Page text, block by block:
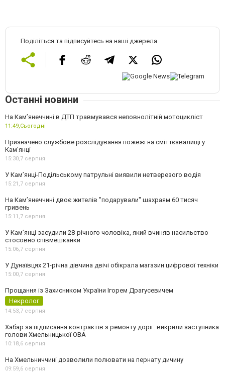
Поділіться та підписуйтесь на наші джерела
Останні новини
На Кам’янеччині в ДТП травмувався неповнолітній мотоцикліст
11:49,Сьогодні
Призначено службове розслідування пожежі на сміттєзвалищі у
Кам’янці
15:30,7 серпня
У Кам’янці-Подільському патрульні виявили нетверезого водія
15:21,7 серпня
На Камʼянеччині двоє жителів "подарували" шахраям 60 тисяч
гривень
15:11,7 серпня
У Камʼянці засудили 28-річного чоловіка, який вчиняв насильство
стосовно співмешканки
15:06,7 серпня
У Дунаївцях 21-річна дівчина двічі обікрала магазин цифрової техніки
15:00,7 серпня
Прощання із Захисником України Ігорем Драгусевичем
Некролог
14:53,7 серпня
Хабар за підписання контрактів з ремонту доріг: викрили заступника
голови Хмельницької ОВА
10:18,6 серпня
На Хмельниччині дозволили полювати на пернату дичину
09:59,6 серпня